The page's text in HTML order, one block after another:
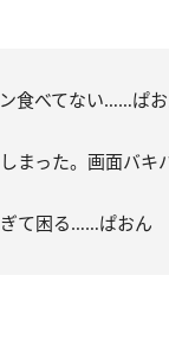
食べてない……ぱ
まった。画面バキ
ぎて困る……ぱおん